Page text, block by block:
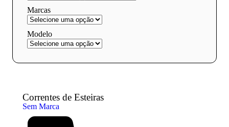
Marcas
Modelo
Correntes de Esteiras
Sem Marca